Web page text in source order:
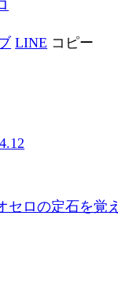
LINE コピー
セロの定石を覚え